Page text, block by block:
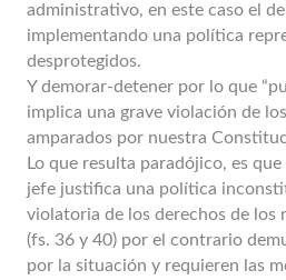
administrativo, en este caso el
implementando una política
desprotegidos.
Y demorar-detener por lo que
implica una grave violación de
amparados por nuestra
Lo que resulta paradójico, es
jefe justifica una política
violatoria de los derechos de los
(fs. 36 y 40) por el contrario
por la situación y requieren las